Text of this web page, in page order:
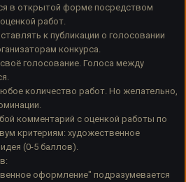
в открытой форме посредством
работ.
к публикации о голосовании
конкурса.
голосование. Голоса между
количество работ. Но желательно,
комментарий с оценкой работы по
критериям: художественное
(0-5 баллов).
оформление" подразумевается